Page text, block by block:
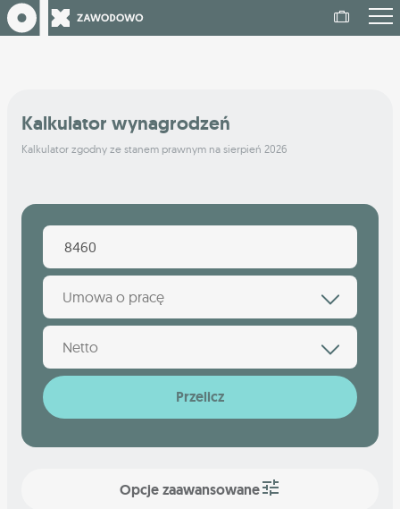
Kalkulator wynagrodzeń
Kalkulator zgodny ze stanem prawnym na sierpień 2026
Umowa o pracę
Netto
Przelicz
Opcje zaawansowane